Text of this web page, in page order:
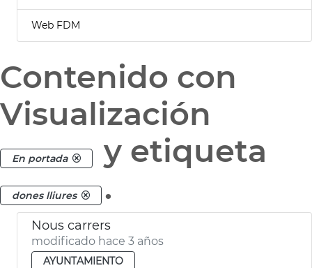
Web FDM
Contenido con
Visualización
En portada y etiqueta
dones lliures .
Nous carrers
modificado hace 3 años
AYUNTAMIENTO